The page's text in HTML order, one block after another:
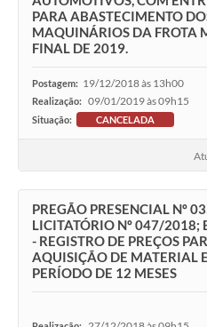
PARA ABASTECIMENTO
MAQUINÁRIOS DA FROTA
FINAL DE 2019.
Postagem: 19/12/2018 às 13h00
Realização: 09/01/2019 às 09h15
Situação: CANCELADA
PREGÃO PRESENCIAL Nº
LICITATÓRIO Nº 047/2018;
- REGISTRO DE PREÇOS
AQUISIÇÃO DE MATERIAL
PERÍODO DE 12 MESES